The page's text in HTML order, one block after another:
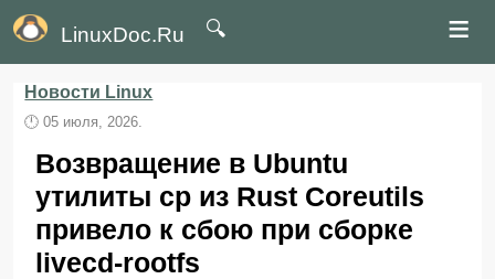
LinuxDoc.Ru 🔍 ≡
Новости Linux
🕛05 июля, 2026.
Возвращение в Ubuntu
утилиты cp из Rust Coreutils
привело к сбою при сборке
livecd-rootfs